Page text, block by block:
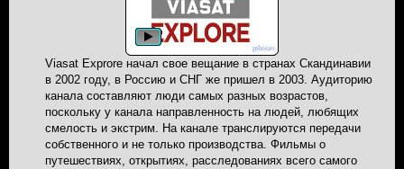
Viasat Exprore начал свое вещание в странах Скандинавии
в 2002 году, в Россию и СНГ же пришел в 2003. Аудиторию
канала составляют люди самых разных возрастов,
поскольку у канала направленность на людей, любящих
смелость и экстрим. На канале транслируются передачи
собственного и не только производства. Фильмы о
путешествиях, открытиях, расследованиях всего самого